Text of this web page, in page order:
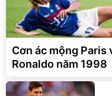
Cơn ác mộng Paris
Ronaldo năm 1998